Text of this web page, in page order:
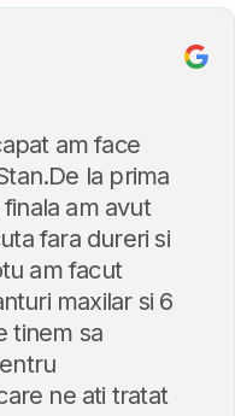
am face
la prima
am avut
fara dureri si
am facut
maxilar si 6
tinem sa
ne ati tratat